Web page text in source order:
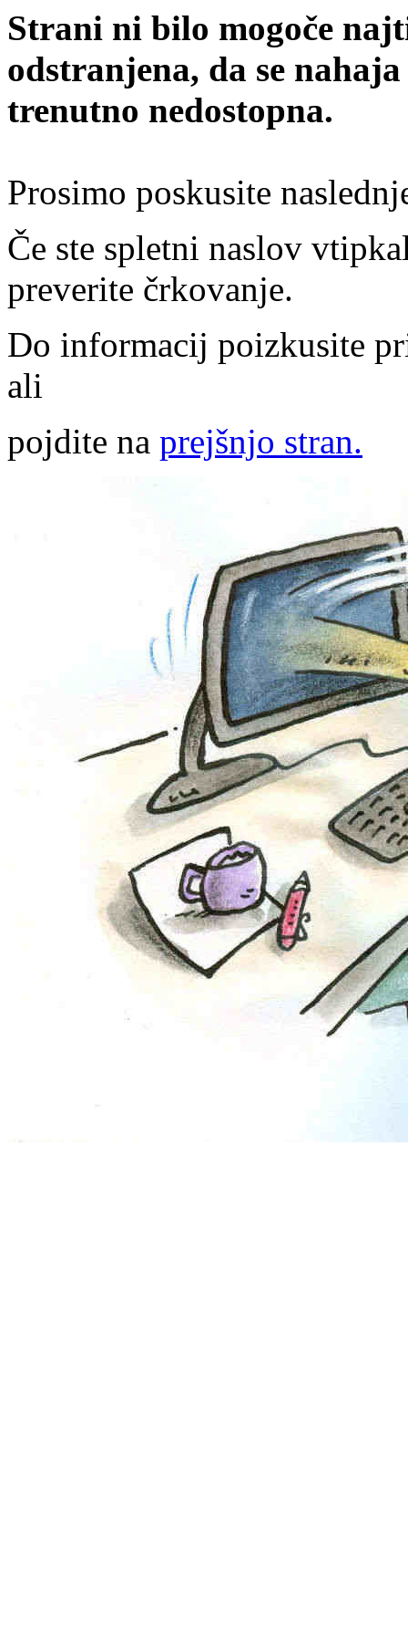
Strani ni bilo mogoče
odstranjena, da se
trenutno nedostopna.
Prosimo poskusite
Če ste spletni naslov
preverite črkovanje.
Do informacij poizkusite
ali
pojdite na prejšnjo stran.